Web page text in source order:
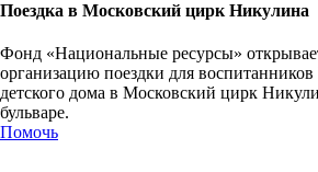
Поездка в Московский цирк Никулина
Фонд «Национальные ресурсы»
организацию поездки для воспитанников
детского дома в Московский цирк
бульваре.
Помочь